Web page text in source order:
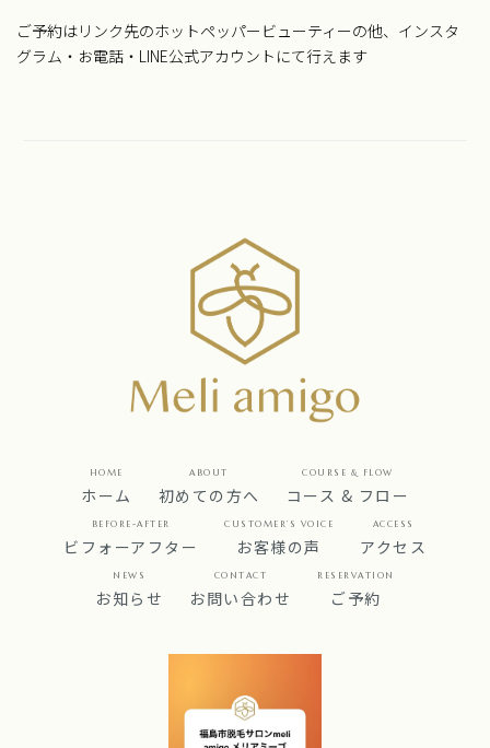
ご予約はリンク先のホットペッパービューティーの他、インスタ
グラム・お電話・LINE公式アカウントにて行えます
HOME
ホーム
ABOUT
初めての方へ
COURSE & FLOW
コース & フロー
BEFORE-AFTER
ビフォーアフター
CUSTOMER’S VOICE
お客様の声
ACCESS
アクセス
NEWS
お知らせ
CONTACT
お問い合わせ
RESERVATION
ご予約